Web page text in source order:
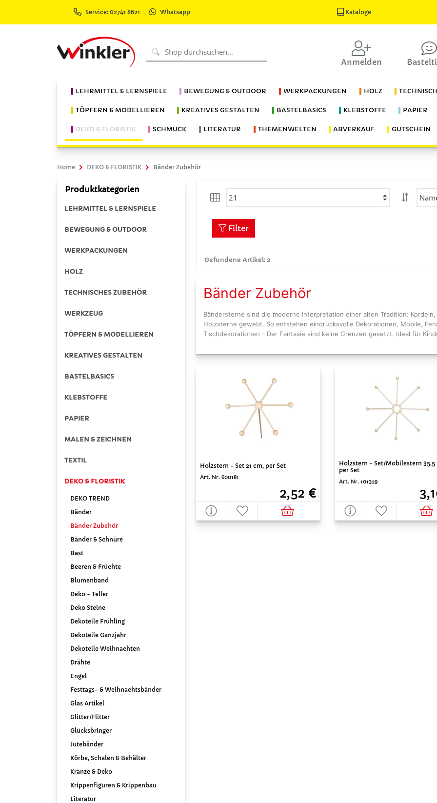
Service: 02741 8621 Whatsapp Kataloge
Anmelden
LEHRMITTEL & LERNSPIELE BEWEGUNG & OUTDOOR WERKPACKUNGEN HOLZ
TÖPFERN & MODELLIEREN KREATIVES GESTALTEN BASTELBASICS KLEBSTOFFE PAPIER
DEKO & FLORISTIK SCHMUCK LITERATUR THEMENWELTEN ABVERKAUF GUTSCHEIN
Home DEKO & FLORISTIK Bänder Zubehör
Produktkategorien
LEHRMITTEL & LERNSPIELE
BEWEGUNG & OUTDOOR
WERKPACKUNGEN
HOLZ
TECHNISCHES ZUBEHÖR
WERKZEUG
TÖPFERN & MODELLIEREN
KREATIVES GESTALTEN
BASTELBASICS
KLEBSTOFFE
PAPIER
MALEN & ZEICHNEN
TEXTIL
DEKO & FLORISTIK
DEKO TREND
Bänder
Bänder Zubehör
Bänder & Schnüre
Bast
Beeren & Früchte
Blumenband
Deko - Teller
Deko Steine
Dekoteile Frühling
Dekoteile Ganzjahr
Dekoteile Weihnachten
Drähte
Engel
Festtags- & Weihnachtsbänder
Glas Artikel
Glitter/Flitter
Glücksbringer
Jutebänder
Körbe, Schalen & Behälter
Kränze & Deko
Krippenfiguren & Krippenbau
Literatur
Gefundene Artikel: 2
Filter
Bänder Zubehör
Bändersterne sind die moderne Interpretation einer alten Tradition:
Holzsterne gewebt. So entstehen eindrucksvolle Dekorationen, Mobile,
Tischdekorationen - Der Fantasie sind keine Grenzen gesetzt. Ideal für
Holzstern - Set 21 cm, per Set
Art. Nr. 600181
2,52 €
Holzstern - Set/Mobilestern 35,5
per Set
Art. Nr. 101329